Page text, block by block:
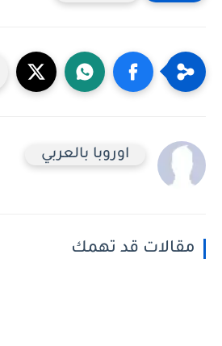
اوروبا بالعربي
مقالات قد تهمك